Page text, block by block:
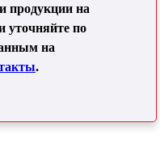
продукции на
уточняйте по
на
.